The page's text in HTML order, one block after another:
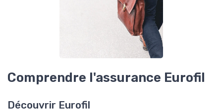
Comprendre l'assurance Eurofil
Découvrir Eurofil